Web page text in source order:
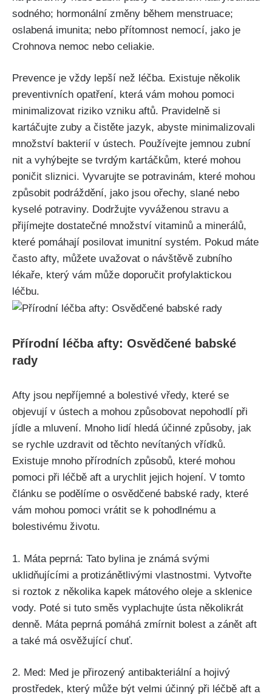
sodného; hormonální změny během menstruace;
oslabená imunita; nebo přítomnost nemocí, jako je
Crohnova nemoc ⁤nebo celiakie.
Prevence⁢ je vždy‌ lepší než⁤ léčba. Existuje⁣ několik
preventivních opatření, která vám mohou pomoci‍
minimalizovat riziko‍ vzniku aftů. Pravidelně si
kartáčujte zuby a​ čistěte jazyk, abyste minimalizovali
množství bakterií v ústech. Používejte jemnou zubní
nit a vyhýbejte se tvrdým kartáčkům, které mohou
poničit sliznici. Vyvarujte ​se potravinám, které mohou
způsobit podráždění, jako jsou ořechy, slané nebo
kyselé potraviny. Dodržujte vyváženou stravu a
⁣přijímejte dostatečné množství vitaminů‍ a minerálů,
které pomáhají ​posilovat imunitní systém. ⁤Pokud máte
často afty, můžete uvažovat⁢ o návštěvě⁢ zubního
lékaře, který vám může ⁢doporučit​ profylaktickou
léčbu.
Přírodní léčba afty: Osvědčené babské
rady
Afty jsou nepříjemné a bolestivé vředy, které se
objevují v ústech a mohou způsobovat nepohodlí⁢ při
jídle a mluvení. Mnoho lidí hledá účinné způsoby, jak
se‌ rychle uzdravit od těchto nevítaných vřídků.
Existuje mnoho přírodních způsobů, které mohou​
pomoci při léčbě ‍aft a urychlit ⁢jejich ⁣hojení. V tomto
článku se podělíme o osvědčené babské‌ rady, ⁣které
vám mohou pomoci vrátit se k pohodlnému a
bolestivému životu.
1.⁣ Máta peprná:​ Tato bylina je ⁣známá svými
uklidňujícími a protizánětlivými‌ vlastnostmi. Vytvořte⁣
si roztok z několika kapek mátového oleje a sklenice
vody. Poté ‌si tuto směs vyplachujte ústa několikrát
denně. Máta peprná pomáhá zmírnit bolest a zánět aft
⁤a také má osvěžující chuť.
2. Med: Med je přirozený antibakteriální a hojivý
prostředek,‌ který⁢ může ​být velmi účinný při léčbě aft a